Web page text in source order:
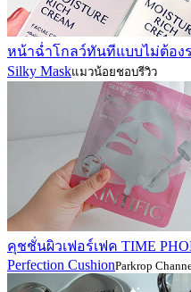
หน้าฉ่ำโกลว์ทันทีแบบไม่ต้องร
Silky Maskแมวน้อยชอบรีวิว
คุชชั่นผิวเฟอร์เฟค TIME
Perfection CushionParkrop